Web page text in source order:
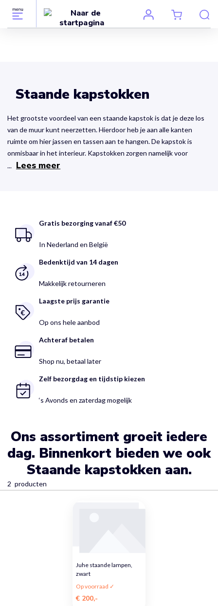
Staande kapstokken
Het grootste voordeel van een staande kapstok is dat je deze los
van de muur kunt neerzetten. Hierdoor heb je aan alle kanten
ruimte om hier jassen en tassen aan te hangen. De kapstok is
onmisbaar in het interieur. Kapstokken zorgen namelijk voor
... Lees meer
Gratis bezorging vanaf €50
In Nederland en België
Bedenktijd van 14 dagen
Makkelijk retourneren
Laagste prijs garantie
Op ons hele aanbod
Achteraf betalen
Shop nu, betaal later
Zelf bezorgdag en tijdstip kiezen
‘s Avonds en zaterdag mogelijk
Ons assortiment groeit iedere
dag. Binnenkort bieden we ook
Staande kapstokken aan.
2 producten
Juhe staande lampen,
zwart
Op voorraad ✓
€ 200,-